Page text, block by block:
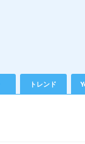
トレンド